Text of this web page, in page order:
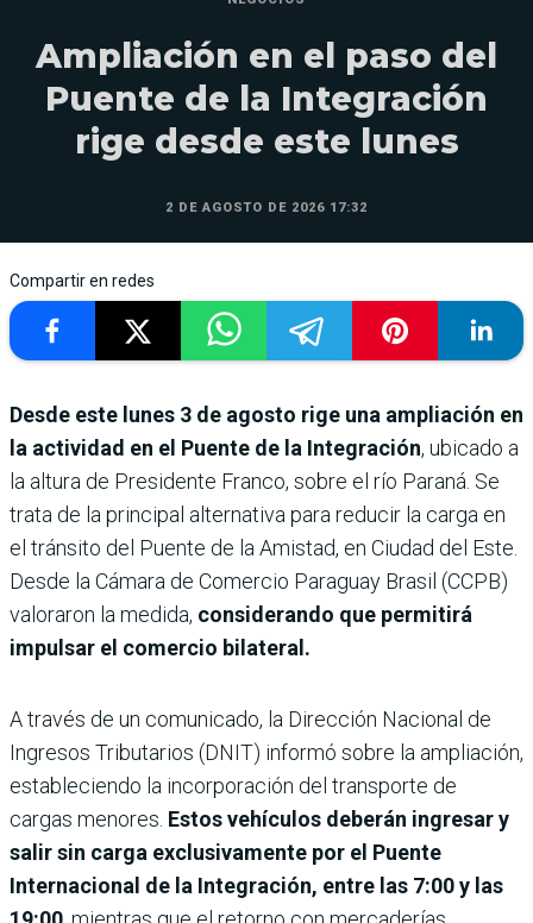
Ampliación en el paso del
Puente de la Integración
rige desde este lunes
2 DE AGOSTO DE 2026 17:32
Compartir en redes
Desde este lunes 3 de agosto rige una ampliación en
la actividad en el Puente de la Integración, ubicado a
la altura de Presidente Franco, sobre el río Paraná. Se
trata de la principal alternativa para reducir la carga en
el tránsito del Puente de la Amistad, en Ciudad del Este.
Desde la Cámara de Comercio Paraguay Brasil (CCPB)
valoraron la medida, considerando que permitirá
impulsar el comercio bilateral.
A través de un comunicado, la Dirección Nacional de
Ingresos Tributarios (DNIT) informó sobre la ampliación,
estableciendo la incorporación del transporte de
cargas menores. Estos vehículos deberán ingresar y
salir sin carga exclusivamente por el Puente
Internacional de la Integración, entre las 7:00 y las